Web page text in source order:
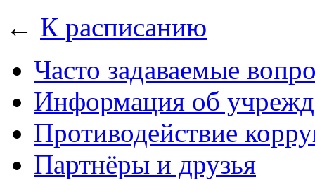
← К расписанию
Часто задаваемые
Информация об
Противодействие
Партнёры и друзья